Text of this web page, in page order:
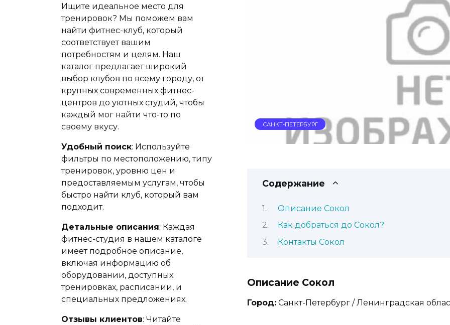
САНКТ-ПЕТЕРБУРГ
Содержание
Описание Сокол
Как добраться до Сокол?
Контакты Сокол
Описание Сокол
Город: Санкт-Петербург / Ленинградская
Ищите идеальное место для
тренировок? Мы поможем вам
найти фитнес-клуб, который
соответствует вашим
потребностям и целям. Наш
каталог предлагает широкий
выбор клубов по всему городу, от
крупных современных фитнес-
центров до уютных студий, чтобы
каждый мог найти что-то по
своему вкусу.
Удобный поиск: Используйте
фильтры по местоположению, типу
тренировок, уровню цен и
предоставляемым услугам, чтобы
быстро найти клуб, который вам
подходит.
Детальные описания: Каждая
фитнес-студия в нашем каталоге
имеет подробное описание,
включая информацию об
оборудовании, доступных
тренировках, расписании, и
специальных предложениях.
Отзывы клиентов: Читайте